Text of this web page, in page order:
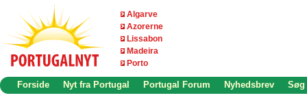
Algarve
Azorerne
Lissabon
Madeira
Porto
Forside Nyt fra Portugal Portugal Forum Nyhedsbrev Søg